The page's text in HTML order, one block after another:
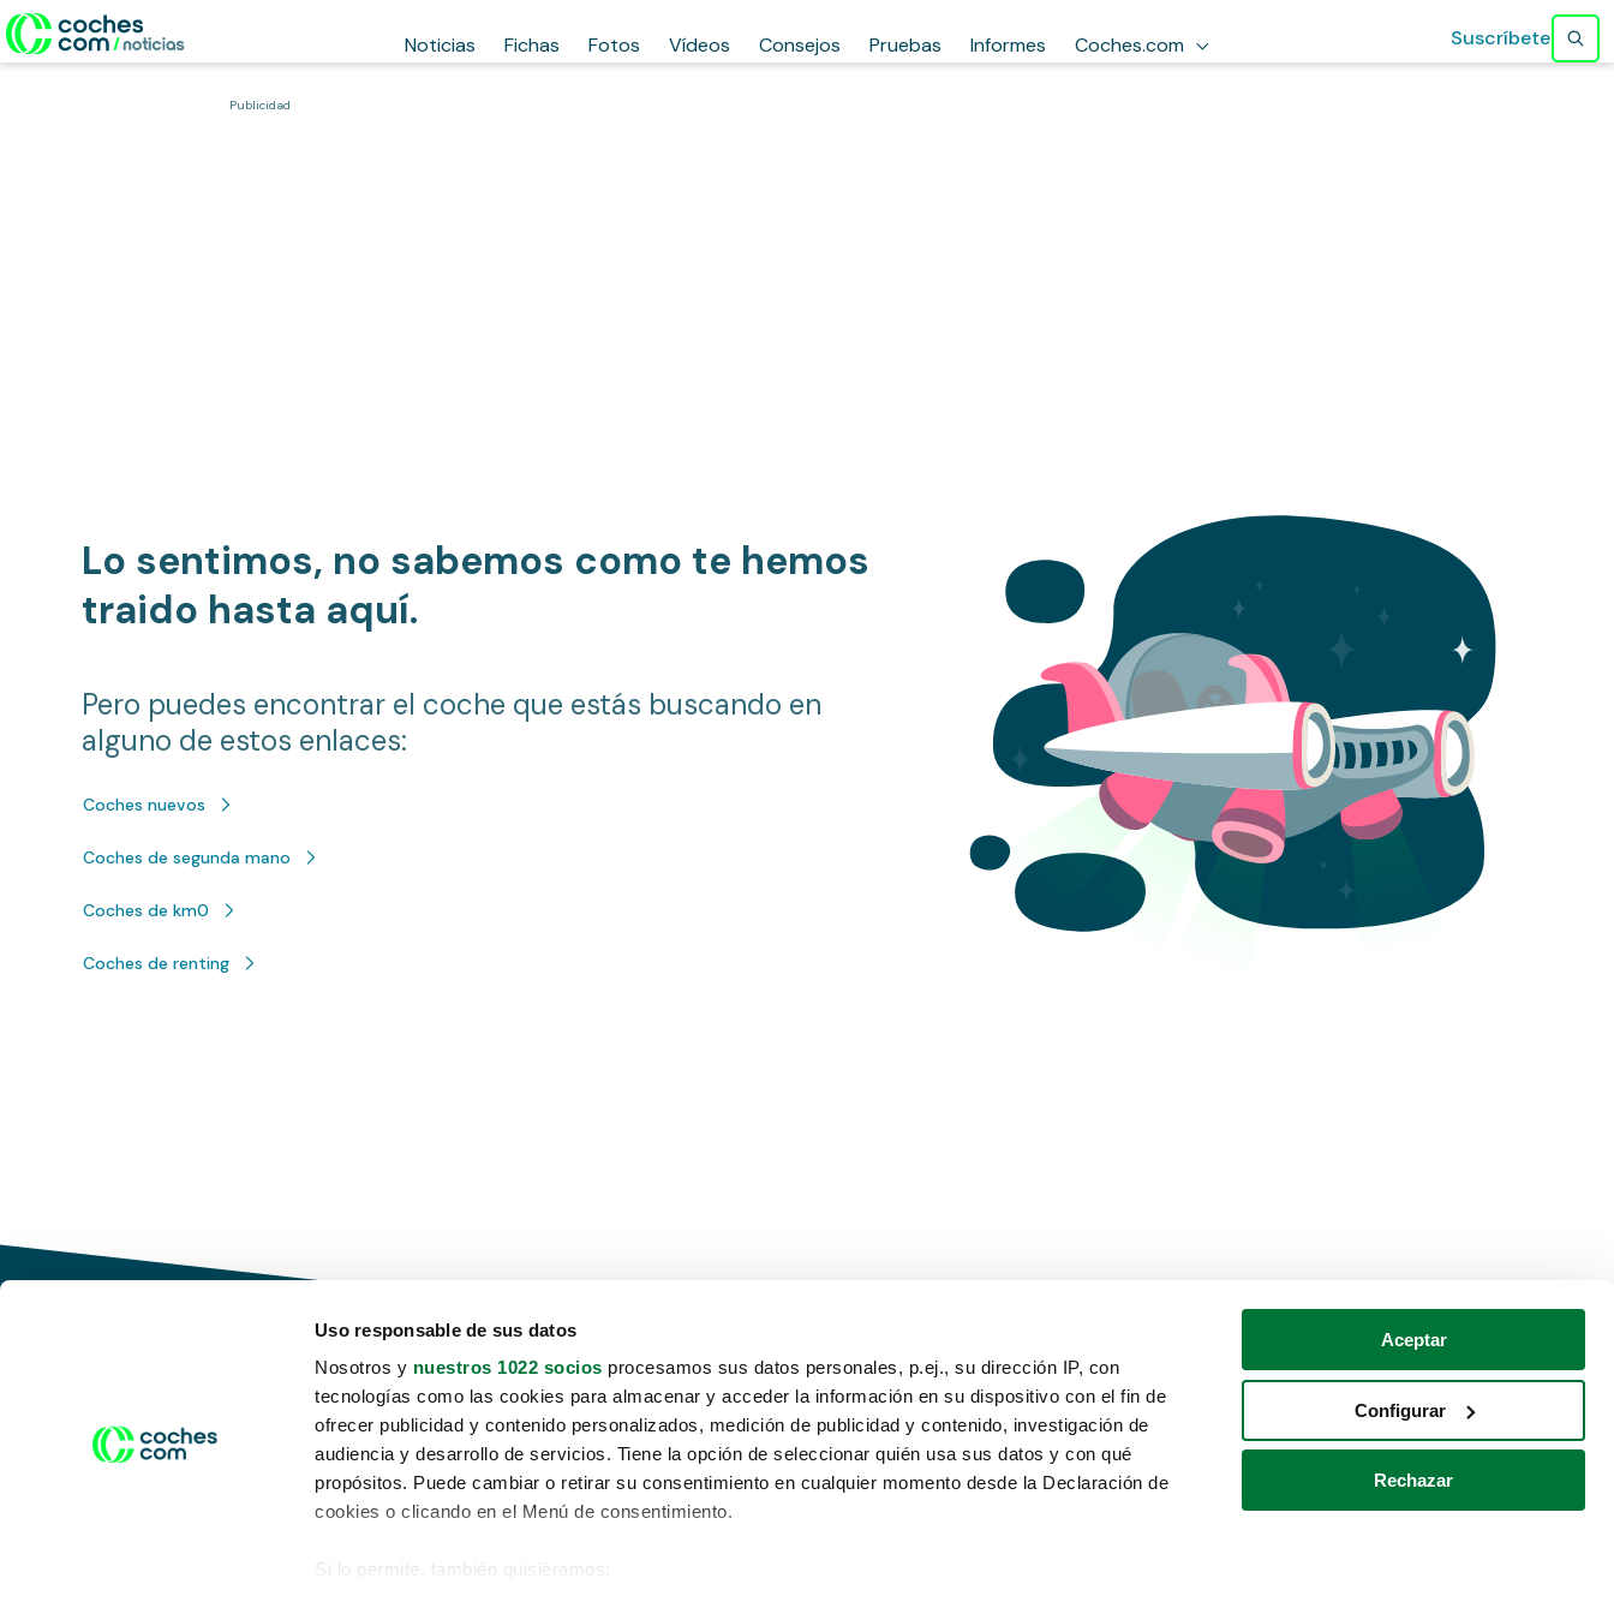
Uso responsable de sus datos
Nosotros y nuestros 1022 socios procesamos sus datos personales, p.ej., su dirección IP, con
tecnologías como las cookies para almacenar y acceder la información en su dispositivo con el fin de
ofrecer publicidad y contenido personalizados, medición de publicidad y contenido, investigación de
audiencia y desarrollo de servicios. Tiene la opción de seleccionar quién usa sus datos y con qué
propósitos. Puede cambiar o retirar su consentimiento en cualquier momento desde la Declaración de
cookies o clicando en el Menú de consentimiento.
Si lo permite, también quisiéramos:
Aceptar
Configurar
Rechazar
Noticias Fichas Fotos Vídeos Consejos Pruebas Informes Coches.com Suscríbete
Publicidad
Lo sentimos, no sabemos como te hemos
traido hasta aquí.
Pero puedes encontrar el coche que estás buscando en
alguno de estos enlaces:
Coches nuevos
Coches de segunda mano
Coches de km0
Coches de renting
Conduce tu futuro,
desata tu movilidad